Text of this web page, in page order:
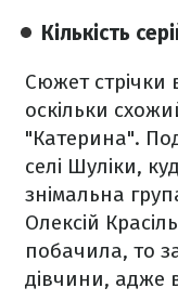
Кількість
Сюжет стрічки
оскільки
"Катерина".
селі Шуліки,
знімальна
Олексій
побачила, то
дівчини, адже